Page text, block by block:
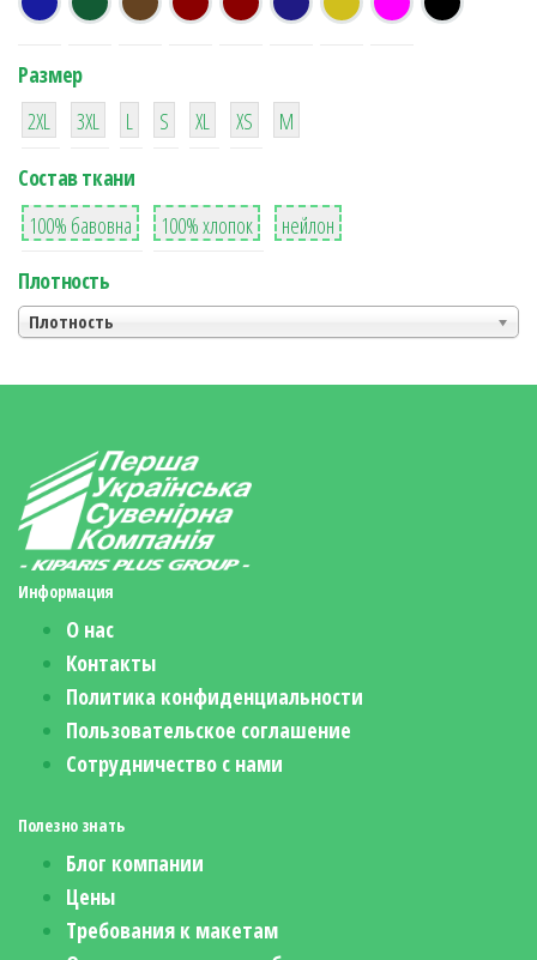
Размер
38
2XL
16
3XL
42
L
42
S
42
XL XS
М
Состав ткани
8
100% бавовна
36
100% хлопок
2
нейлон
Плотность
Плотность
Информация
О нас
Контакты
Политика конфиденциальности
Пользовательское соглашение
Сотрудничество с нами
Полезно знать
Блог компании
Цены
Требования к макетам